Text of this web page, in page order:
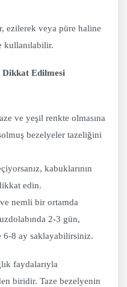
ezilerek veya püre haline
kullanılabilir.
Dikkat Edilmesi
ve yeşil renkte olmasına
bezelyeler tazeliğini
kabuklarının
edin.
nemli bir ortamda
2-3 gün,
6-8 ay saklayabilirsiniz.
faydalarıyla
biridir. Taze bezelyenin